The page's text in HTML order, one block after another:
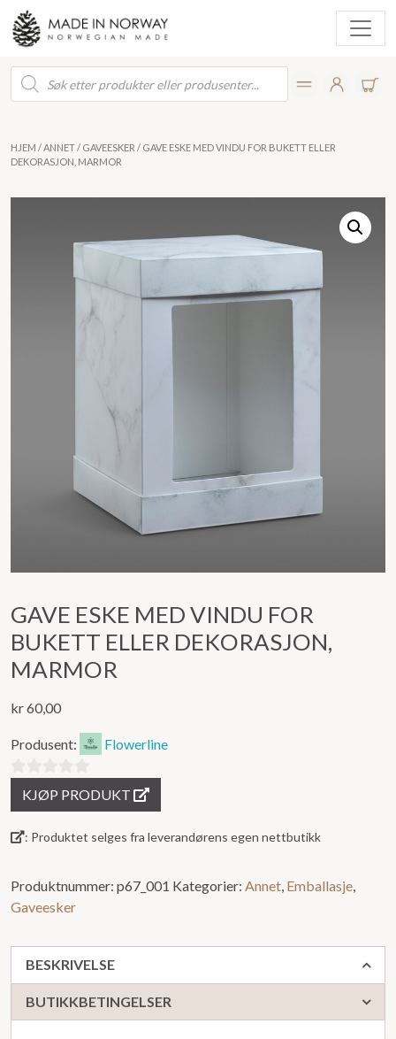
Products
search
HJEM /ANNET/ GAVEESKER / GAVE ESKE MED VINDU FOR BUKETT ELLER
DEKORASJON, MARMOR
GAVE ESKE MED VINDU FOR
BUKETT ELLER DEKORASJON,
MARMOR
kr60,00
Produsent: Flowerline
ut
av
KJØP PRODUKT
: Produktet selges fra leverandørens egen nettbutikk
Produktnummer: p67_001 Kategorier: Annet Emballasje
Gaveesker
BESKRIVELSE
BUTIKKBETINGELSER